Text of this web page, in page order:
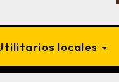
locales